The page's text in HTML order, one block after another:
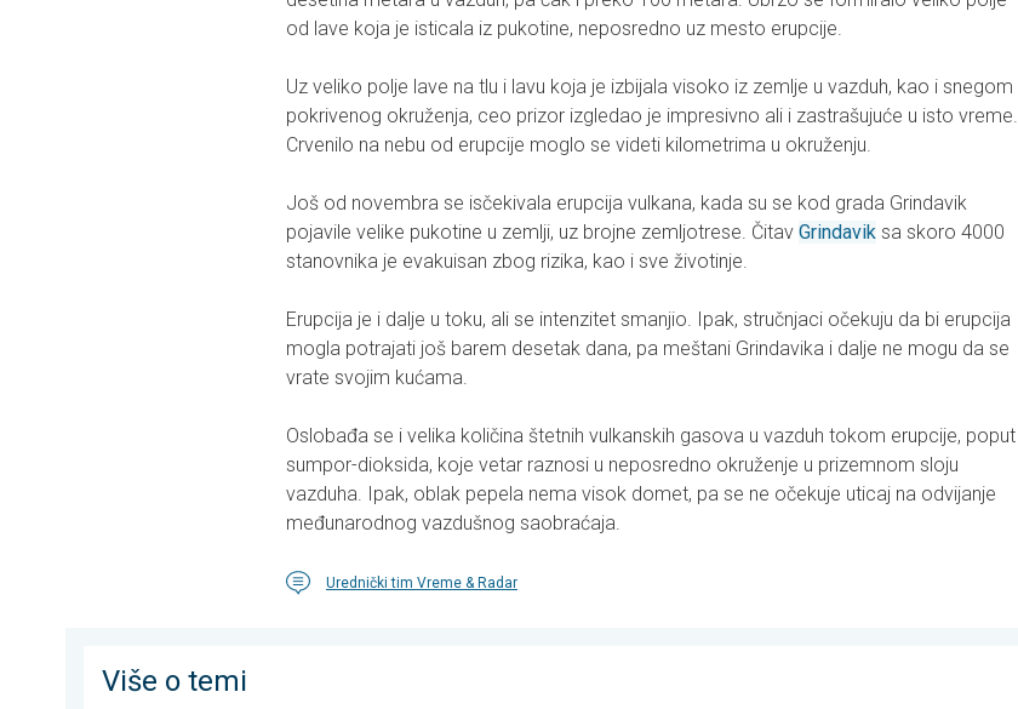
od lave koja je isticala iz pukotine, neposredno uz mesto erupcije.
Uz veliko polje lave na tlu i lavu koja je izbijala visoko iz zemlje u vazduh, kao i snegom
pokrivenog okruženja, ceo prizor izgledao je impresivno ali i zastrašujuće u isto vreme.
Crvenilo na nebu od erupcije moglo se videti kilometrima u okruženju.
Još od novembra se isčekivala erupcija vulkana, kada su se kod grada Grindavik
pojavile velike pukotine u zemlji, uz brojne zemljotrese. Čitav Grindavik sa skoro 4000
stanovnika je evakuisan zbog rizika, kao i sve životinje.
Erupcija je i dalje u toku, ali se intenzitet smanjio. Ipak, stručnjaci očekuju da bi erupcija
mogla potrajati još barem desetak dana, pa meštani Grindavika i dalje ne mogu da se
vrate svojim kućama.
Oslobađa se i velika količina štetnih vulkanskih gasova u vazduh tokom erupcije, poput
sumpor-dioksida, koje vetar raznosi u neposredno okruženje u prizemnom sloju
vazduha. Ipak, oblak pepela nema visok domet, pa se ne očekuje uticaj na odvijanje
međunarodnog vazdušnog saobraćaja.
Urednički tim Vreme & Radar
Više o temi